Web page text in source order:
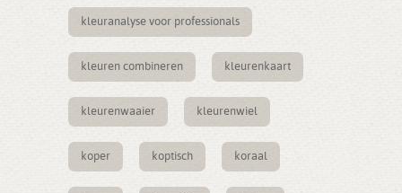
kleuranalyse voor professionals
kleuren combineren kleurenkaart
kleurenwaaier kleurenwiel
koper koptisch koraal